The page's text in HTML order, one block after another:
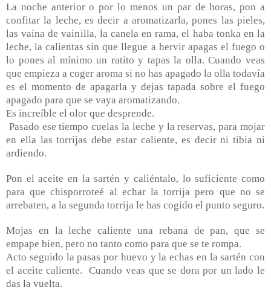
La noche anterior o por lo menos un par de horas, pon a
confitar la leche, es decir a aromatizarla, pones las pieles,
las vaina de vainilla, la canela en rama, el haba tonka en la
leche, la calientas sin que llegue a hervir apagas el fuego o
lo pones al mínimo un ratito y tapas la olla. Cuando veas
que empieza a coger aroma si no has apagado la olla todavía
es el momento de apagarla y dejas tapada sobre el fuego
apagado para que se vaya aromatizando.
Es increíble el olor que desprende.
Pasado ese tiempo cuelas la leche y la reservas, para mojar
en ella las torrijas debe estar caliente, es decir ni tibia ni
ardiendo.
Pon el aceite en la sartén y caliéntalo, lo suficiente como
para que chisporroteé al echar la torrija pero que no se
arrebaten, a la segunda torrija le has cogido el punto seguro.
Mojas en la leche caliente una rebana de pan, que se
empape bien, pero no tanto como para que se te rompa.
Acto seguido la pasas por huevo y la echas en la sartén con
el aceite caliente.
Cuando veas que se dora por un lado le
das la vuelta.